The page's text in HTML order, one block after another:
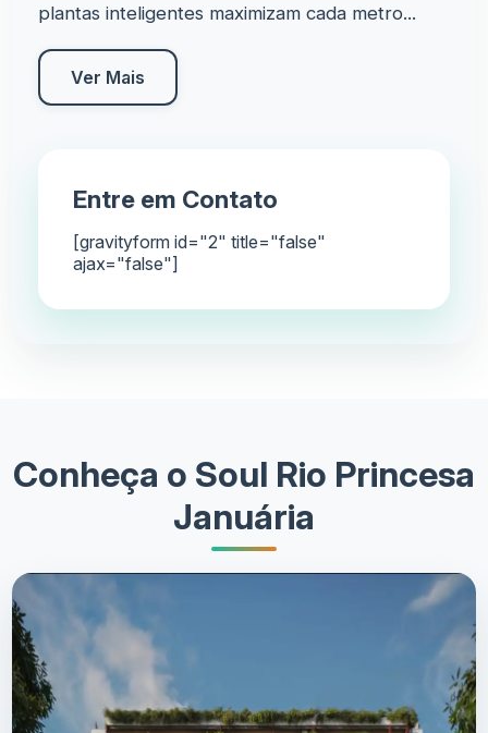
plantas inteligentes maximizam cada metro...
Ver Mais
Entre em Contato
[gravityform id="2" title="false"
ajax="false"]
Conheça o Soul Rio Princesa
Januária